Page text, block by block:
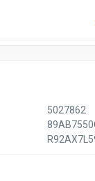
5027862